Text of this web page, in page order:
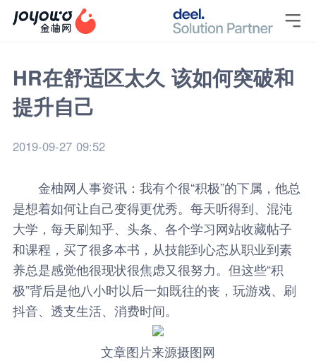

HR在舒适区太久 该如何突破和
提升自己
2019-09-27 09:52
金柚网 人事资讯：我有个很“积极”的下属，他总
是想着如何让自己变得更优秀。每天听得到、混沌
大学，每天刷知乎、头条、各个学习网站收藏帖子
和课程，买了很多本书，从技能到心态从职业到素
养总是感觉他很现状很焦虑又很努力。但这些“积
极”背后是他八小时以后一如既往的丧，玩游戏、刷
抖音、透支生活、消费时间。
文章图片来源摄图网